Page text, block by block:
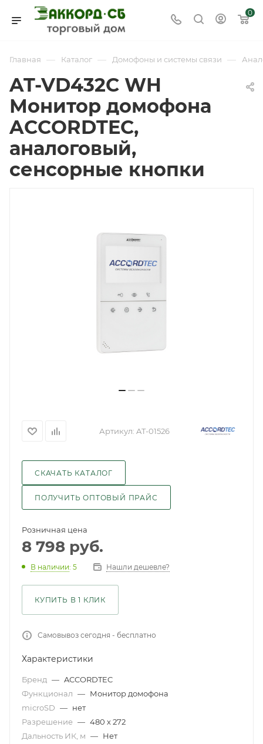
0
Главная — Каталог — Домофоны и системы связи —
AT-VD432C WH
Монитор домофона
ACCORDTEC,
аналоговый,
сенсорные кнопки
Артикул: AT-01526
СКАЧАТЬ КАТАЛОГ
ПОЛУЧИТЬ ОПТОВЫЙ ПРАЙС
Розничная цена
8 798 руб.
В наличии: 5 Нашли дешевле?
КУПИТЬ В 1 КЛИК
Самовывоз сегодня - бесплатно
Характеристики
Бренд — ACCORDTEC
Функционал — Монитор домофона
microSD — нет
Разрешение — 480 х 272
Дальность ИК, м — Нет